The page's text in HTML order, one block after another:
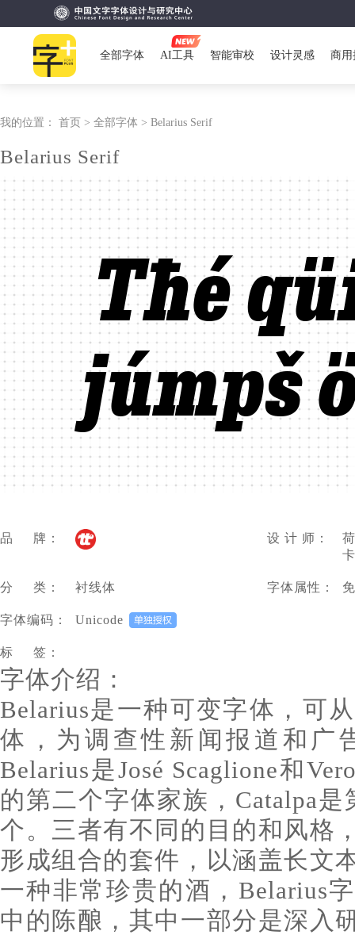
全部字体 AI工具 智能审校 设计灵感 商用
我的位置： 首页 > 全部字体 > Belarius Serif
Belarius Serif
Tħé
júmpš
品 牌： 设 计 师：
分 类： 衬线体 字体属性：
字体编码： Unicode
标 签：
字体介绍：
Belarius是一种可变字体，可
体，为调查性新闻报道和广
Belarius是José Scaglione和
的第二个字体家族，Catalpa
个。三者有不同的目的和风格
形成组合的套件，以涵盖长文
一种非常珍贵的酒，Belarius
中的陈酿，其中一部分是深入